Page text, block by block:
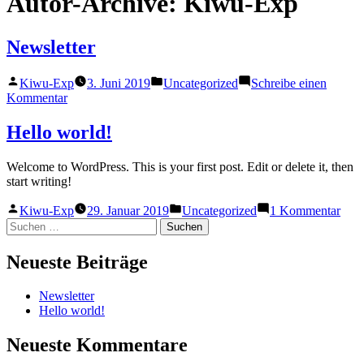
Newsletter
Veröffentlicht
von
Kiwu-Exp 3. Juni 2019
Veröffentlicht
Uncategorized
Schreibe einen
Kommentarzu
Hello world!
Welcome to WordPress. This is your first post. Edit or delete it, then
start writing!
Veröffentlicht
von
Kiwu-Exp 29. Januar 2019
Veröffentlicht
in
Uncategorized 1 Kommentarzu
Suchen
nach:
Neueste Beiträge
Newsletter
Hello world!
Neueste Kommentare